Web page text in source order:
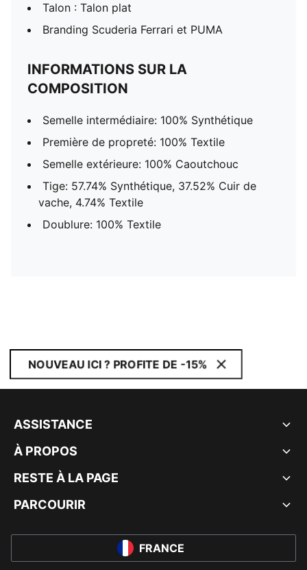
Talon : Talon plat
Branding Scuderia Ferrari et PUMA
INFORMATIONS SUR LA
COMPOSITION
Semelle intermédiaire: 100% Synthétique
Première de propreté: 100% Textile
Semelle extérieure: 100% Caoutchouc
Tige: 57.74% Synthétique, 37.52% Cuir de
vache, 4.74% Textile
Doublure: 100% Textile
NOUVEAU ICI ? PROFITE DE -15%
ASSISTANCE
À PROPOS
RESTE À LA PAGE
PARCOURIR
FRANCE